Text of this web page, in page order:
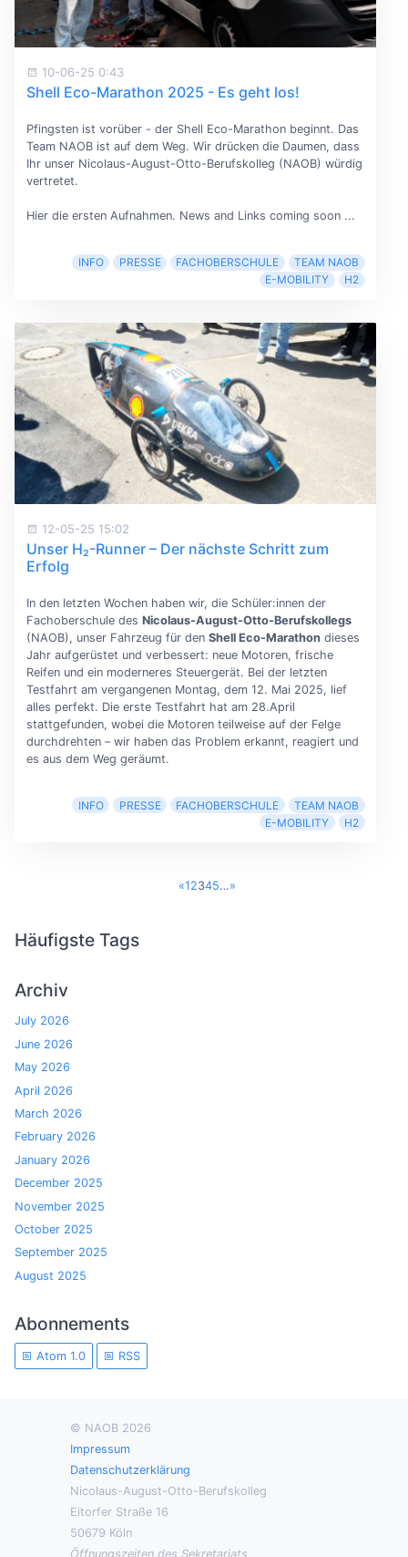
10-06-25 0:43
Shell Eco-Marathon 2025 - Es geht los!
Pfingsten ist vorüber - der Shell Eco-Marathon beginnt. Das
Team NAOB ist auf dem Weg. Wir drücken die Daumen, dass
Ihr unser Nicolaus-August-Otto-Berufskolleg (NAOB) würdig
vertretet.
Hier die ersten Aufnahmen. News and Links coming soon ...
INFO PRESSE FACHOBERSCHULE
TEAM NAOB
E-MOBILITY
H2
12-05-25 15:02
Unser H₂-Runner – Der nächste Schritt zum
Erfolg
In den letzten Wochen haben wir, die Schüler:innen der
Fachoberschule des Nicolaus-August-Otto-Berufskollegs
(NAOB), unser Fahrzeug für den Shell Eco-Marathondieses
Jahr aufgerüstet und verbessert: neue Motoren, frische
Reifen und ein moderneres Steuergerät. Bei der letzten
Testfahrt am vergangenen Montag, dem 12. Mai 2025, lief
alles perfekt. Die erste Testfahrt hat am 28.April
stattgefunden, wobei die Motoren teilweise auf der Felge
durchdrehten – wir haben das Problem erkannt, reagiert und
es aus dem Weg geräumt.
INFO PRESSE FACHOBERSCHULE
TEAM NAOB
E-MOBILITY
H2
«12345…»
Häufigste Tags
Archiv
July 2026
June 2026
May 2026
April 2026
March 2026
February 2026
January 2026
December 2025
November 2025
October 2025
September 2025
August 2025
Abonnements
Atom 1.0 RSS
© NAOB 2026
Impressum
Datenschutzerklärung
Nicolaus-August-Otto-Berufskolleg
Eitorfer Straße 16
50679 Köln
Öffnungszeiten des Sekretariats